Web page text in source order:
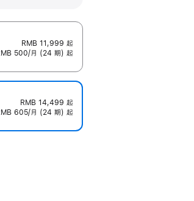
RMB 11,999 起
500/月 (24 期) 起
RMB 14,499 起
605/月 (24 期) 起